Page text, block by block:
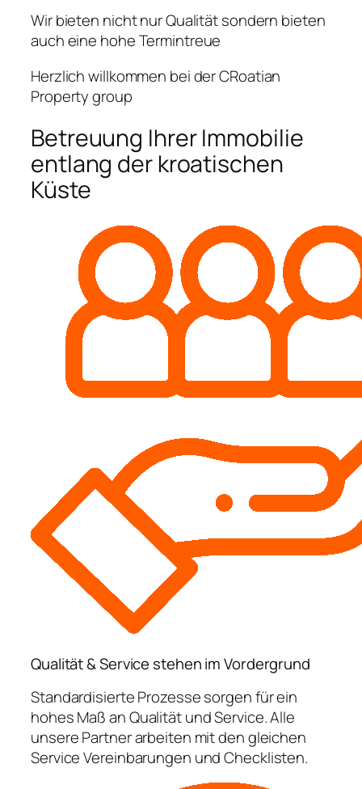
Wir bieten nicht nur Qualität sondern bieten
auch eine hohe Termintreue
Herzlich willkommen bei der CRoatian
Property group
Betreuung Ihrer Immobilie
entlang der kroatischen
Küste
Qualität & Service stehen im Vordergrund
Standardisierte Prozesse sorgen für ein
hohes Maß an Qualität und Service. Alle
unsere Partner arbeiten mit den gleichen
Service Vereinbarungen und Checklisten.